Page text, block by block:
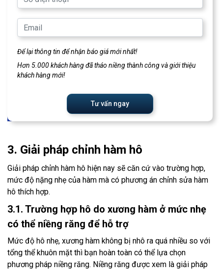
Để lại thông tin để nhận báo giá mới nhất!
Hơn 5.000 khách hàng đã tháo niềng thành công và giới thiệu
khách hàng mới!
Tư vấn ngay
3. Giải pháp chỉnh hàm hô
Giải pháp chỉnh hàm hô hiện nay sẽ căn cứ vào trường hợp,
mức độ nặng nhẹ của hàm mà có phương án chỉnh sửa hàm
hô thích hợp.
3.1. Trường hợp hô do xương hàm ở mức nhẹ
có thể niềng răng để hỗ trợ
Mức độ hô nhẹ, xương hàm không bị nhô ra quá nhiều so với
tổng thể khuôn mặt thì bạn hoàn toàn có thể lựa chọn
phương pháp niềng răng. Niềng răng được xem là giải pháp